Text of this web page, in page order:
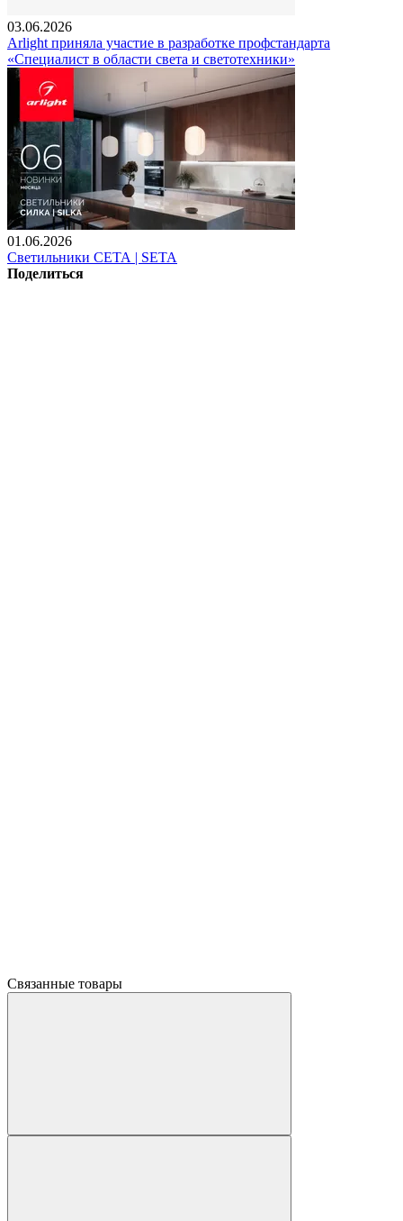
03.06.2026
Arlight приняла участие в разработке профстандарта
«Специалист в области света и светотехники»
01.06.2026
Светильники СЕТА | SETA
Поделиться
Связанные товары